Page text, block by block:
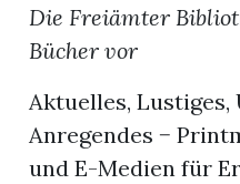
Die Freiämter
Bücher vor
Aktuelles,
Anregendes −
und E-Medien für